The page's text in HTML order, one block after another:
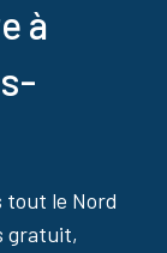
à
tout le Nord
gratuit,